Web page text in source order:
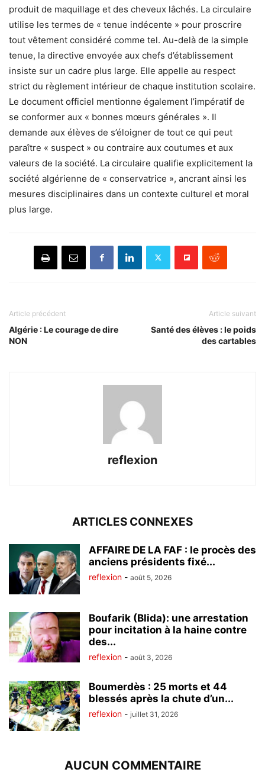
produit de maquillage et des cheveux lâchés. La circulaire
utilise les termes de « tenue indécente » pour proscrire
tout vêtement considéré comme tel. Au-delà de la simple
tenue, la directive envoyée aux chefs d’établissement
insiste sur un cadre plus large. Elle appelle au respect
strict du règlement intérieur de chaque institution scolaire.
Le document officiel mentionne également l’impératif de
se conformer aux « bonnes mœurs générales ». Il
demande aux élèves de s’éloigner de tout ce qui peut
paraître « suspect » ou contraire aux coutumes et aux
valeurs de la société. La circulaire qualifie explicitement la
société algérienne de « conservatrice », ancrant ainsi les
mesures disciplinaires dans un contexte culturel et moral
plus large.
Article précédent
Algérie : Le courage de dire
NON
Article suivant
Santé des élèves : le poids
des cartables
reflexion
ARTICLES CONNEXES
AFFAIRE DE LA FAF : le procès des
anciens présidents fixé...
reflexion - août 5, 2026
Boufarik (Blida): une arrestation
pour incitation à la haine contre
des...
reflexion - août 3, 2026
Boumerdès : 25 morts et 44
blessés après la chute d’un...
reflexion - juillet 31, 2026
AUCUN COMMENTAIRE